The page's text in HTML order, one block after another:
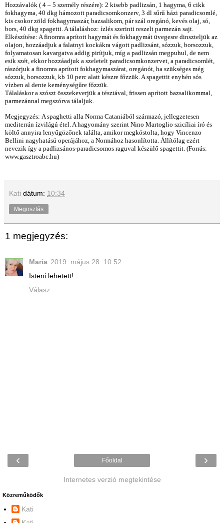
Hozzávalók ( 4 – 5 személy részére): 2 kisebb padlizsán, 1 hagyma, 6 cikk
fokhagyma, 40 dkg hámozott paradicsomkonzerv, 3 dl sűrű házi paradicsomlé,
kis csokor zöld fokhagymaszár, bazsalikom, pár szál oregánó, kevés olaj, só,
bors, 40 dkg spagetti. A tálaláshoz: ízlés szerinti reszelt parmezán sajt.
Elkészítése: A finomra aprított hagymát és fokhagymát üvegesre dinszteljük az
olajon, hozzáadjuk a falatnyi kockákra vágott padlizsánt, sózzuk, borsozzuk,
folyamatosan kavargatva addig pirítjuk, míg a padlizsán megpuhul, de nem
esik szét, ekkor hozzáadjuk a szeletelt paradicsomkonzervet, a paradicsomlét,
rászórjuk a finomra aprított fokhagymaszárat, oregánót, ha szükséges még
sózzuk, borsozzuk, kb 1 0 perc alatt készre főzzük. A spagettit enyhén sós
vízben al dente keménységűre főzzük.
Tálaláskor a szószt összekeverjük a tésztával, frissen aprított bazsalikommal,
parmezánnal megszórva tálaljuk.
Megjegyzés: A spaghetti alla Norma Cataniából származó, jellegzetesen
mediterrán ízvilágú étel. A hagyomány szerint Nino Martoglio szicíliai író és
költő annyira lenyűgözőnek találta, amikor megkóstolta, hogy Vincenzo
Bellini nagyhatású operájához, a Normához hasonlította. Állítólag ezért
nevezik így a padlizsános-paradicsomos raguval készülő spagettit. (Forrás:
www.gasztroabc.hu)
Kati dátum: 10:34
Megosztás
1 megjegyzés:
María 2019. május 28. 10:52
Isteni lehetett!
Válasz
‹ ›
Főoldal
Internetes verzió megtekintése
Közreműködők
Kati